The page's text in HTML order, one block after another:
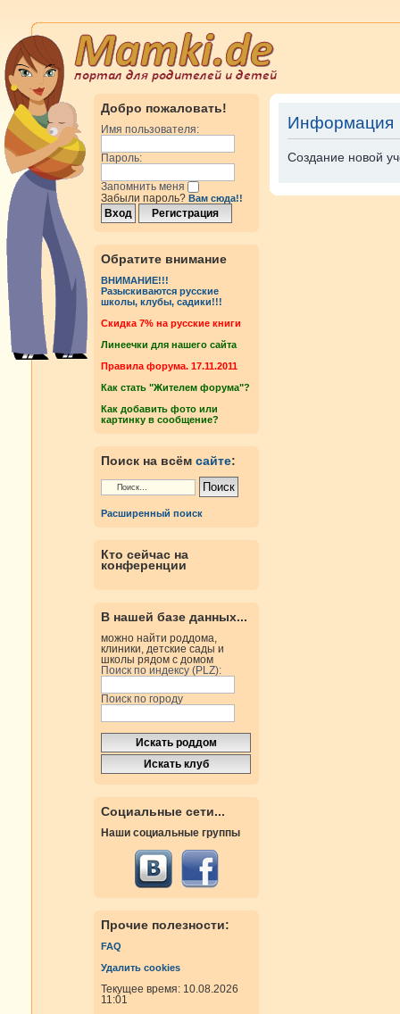
Добро пожаловать!
Имя пользователя:
Пароль:
Запомнить меня
Забыли пароль? Вам сюда!!
Обратите внимание
ВНИМАНИЕ!!!
Разыскиваются русские
школы, клубы, садики!!!
Cкидка 7% на русские книги
Линеечки для нашего сайта
Правила форума. 17.11.2011
Как стать "Жителем форума"?
Как добавить фото или
картинку в сообщение?
Поиск на всём сайте:
Расширенный поиск
Кто сейчас на
конференции
В нашей базе данных...
можно найти роддома,
клиники, детские сады и
школы рядом с домом
Поиск по индексу (PLZ):
Поиск по городу
Социальные сети...
Наши социальные группы
Прочие полезности:
FAQ
Удалить cookies
Текущее время: 10.08.2026
11:01
Информация
Создание новой